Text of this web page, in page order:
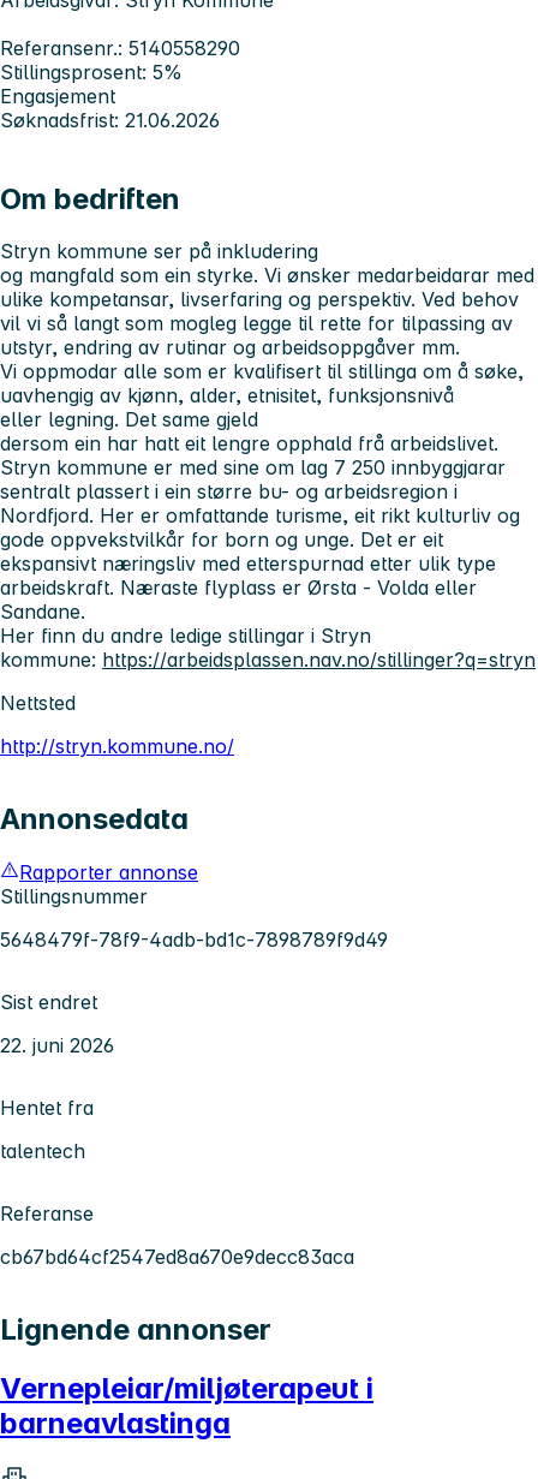
Referansenr.: 5140558290
Stillingsprosent: 5%
Engasjement
Søknadsfrist: 21.06.2026
Om bedriften
Stryn kommune ser på inkludering
og mangfald som ein styrke. Vi ønsker medarbeidarar med
ulike kompetansar, livserfaring og perspektiv. Ved behov
vil vi så langt som mogleg legge til rette for tilpassing av
utstyr, endring av rutinar og arbeidsoppgåver mm.
Vi oppmodar alle som er kvalifisert til stillinga om å søke,
uavhengig av kjønn, alder, etnisitet, funksjonsnivå
eller legning. Det same gjeld
dersom ein har hatt eit lengre opphald frå arbeidslivet.
Stryn kommune er med sine om lag 7 250 innbyggjarar
sentralt plassert i ein større bu- og arbeidsregion i
Nordfjord. Her er omfattande turisme, eit rikt kulturliv og
gode oppvekstvilkår for born og unge. Det er eit
ekspansivt næringsliv med etterspurnad etter ulik type
arbeidskraft. Næraste flyplass er Ørsta - Volda eller
Sandane.
Her finn du andre ledige stillingar i Stryn
kommune: https://arbeidsplassen.nav.no/stillinger?q=stryn
Nettsted
http://stryn.kommune.no/
Annonsedata
Rapporter annonse
Stillingsnummer
5648479f-78f9-4adb-bd1c-7898789f9d49
Sist endret
22. juni 2026
Hentet fra
talentech
Referanse
cb67bd64cf2547ed8a670e9decc83aca
Lignende annonser
Vernepleiar/miljøterapeut i
barneavlastinga